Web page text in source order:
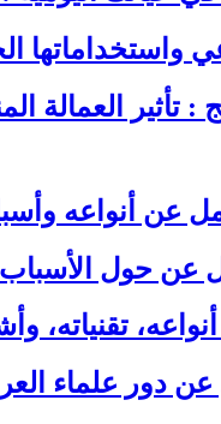
واستخداماتها
: تأثير العمالة
عن أنواعه
عن حول الأسباب
تقنياته،
دور علماء